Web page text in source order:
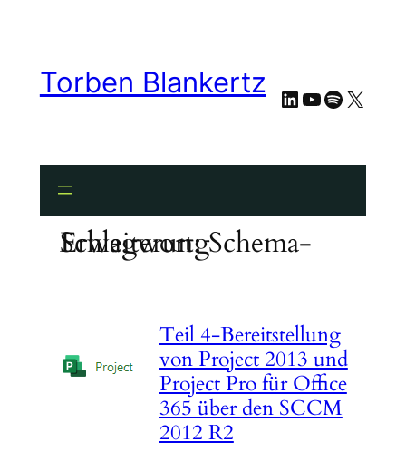
springenTorben Blankertz LinkedIn
YouTube
Spotify
X
Schlagwort:
Schema-Erweiterung
Teil 4-Bereitstellung
von Project 2013 und
Project Pro für Office
365 über den SCCM
2012 R2